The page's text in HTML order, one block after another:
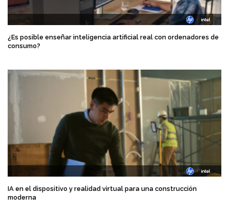
¿Es posible enseñar inteligencia artificial real con ordenadores de
consumo?
IA en el dispositivo y realidad virtual para una construcción
moderna